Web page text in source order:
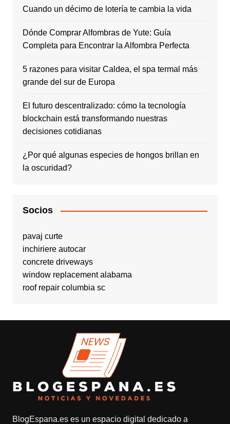
Cuando un décimo de lotería te cambia la vida
Dónde Comprar Alfombras de Yute: Guía
Completa para Encontrar la Alfombra Perfecta
5 razones para visitar Caldea, el spa termal más
grande del sur de Europa
El futuro descentralizado: cómo la tecnología
blockchain está transformando nuestras
decisiones cotidianas
¿Por qué algunas especies de hongos brillan en
la oscuridad?
Socios
pavaj curte
inchiriere autocar
concrete driveways
window replacement alabama
roof repair columbia sc
BlogEspana.eses un espacio digital dedicado a